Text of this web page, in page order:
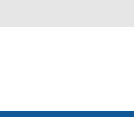
to